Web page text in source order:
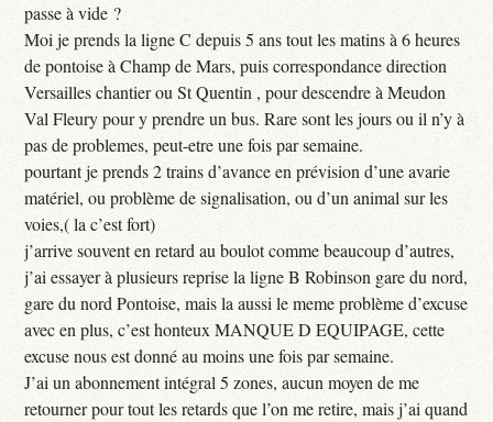
passe à vide ?
Moi je prends la ligne C depuis 5 ans tout les matins à 6 heures
de pontoise à Champ de Mars, puis correspondance direction
Versailles chantier ou St Quentin , pour descendre à Meudon
Val Fleury pour y prendre un bus. Rare sont les jours ou il n’y à
pas de problemes, peut-etre une fois par semaine.
pourtant je prends 2 trains d’avance en prévision d’une avarie
matériel, ou problème de signalisation, ou d’un animal sur les
voies,( la c’est fort)
j’arrive souvent en retard au boulot comme beaucoup d’autres,
j’ai essayer à plusieurs reprise la ligne B Robinson gare du nord,
gare du nord Pontoise, mais la aussi le meme problème d’excuse
avec en plus, c’est honteux MANQUE D EQUIPAGE, cette
excuse nous est donné au moins une fois par semaine.
J’ai un abonnement intégral 5 zones, aucun moyen de me
retourner pour tout les retards que l’on me retire, mais j’ai quand